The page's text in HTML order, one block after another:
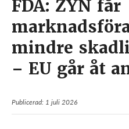
FDA: ZYN får
mindre
– EU går åt
Publicerad: 1 juli 2026